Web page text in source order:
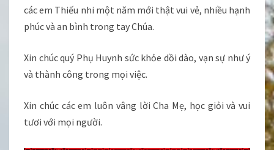
các em Thiếu nhi một năm mới thật vui vẻ, nhiều hạnh
phúc và an bình trong tay Chúa.
Xin chúc quý Phụ Huynh sức khỏe dồi dào, vạn sự như ý
và thành công trong mọi việc.
Xin chúc các em luôn vâng lời Cha Mẹ, học giỏi và vui
tươi với mọi người.